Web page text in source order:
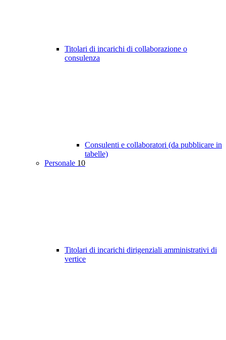
Titolari di incarichi di collaborazione o
consulenza
Consulenti e collaboratori (da pubblicare in
tabelle)
Personale 10
Titolari di incarichi dirigenziali amministrativi di
vertice